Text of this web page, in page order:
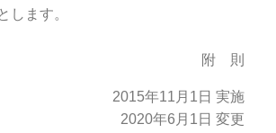
します。
附 則
2015年11月1日 実施
2020年6月1日 変更